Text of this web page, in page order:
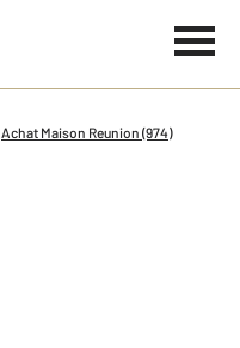
Achat Maison Reunion (974)